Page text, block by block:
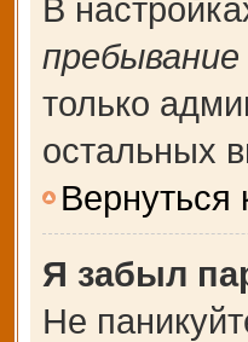
В
только
остальных
Вернуться
Я забыл
Не